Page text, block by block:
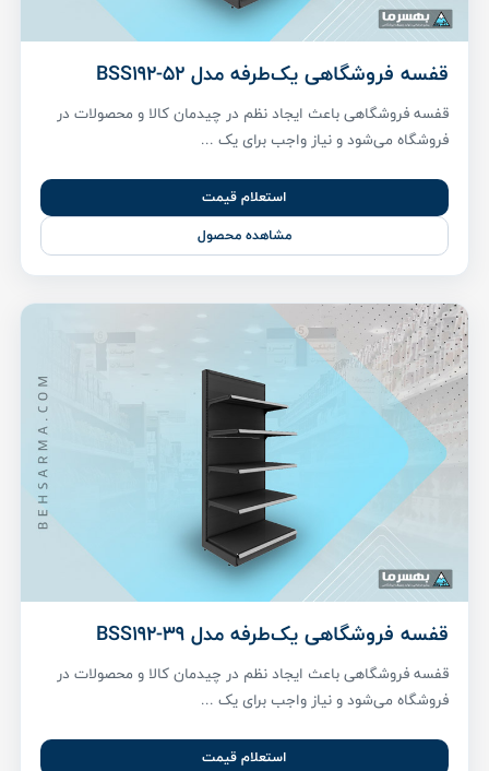
قفسه فروشگاهی یک‌طرفه مدل BSS192-52
قفسه فروشگاهی باعث ایجاد نظم در چیدمان کالا و محصولات در
فروشگاه می‌شود و نیاز واجب برای یک ...
استعلام قیمت
مشاهده محصول
قفسه فروشگاهی یک‌طرفه مدل BSS192-39
قفسه فروشگاهی باعث ایجاد نظم در چیدمان کالا و محصولات در
فروشگاه می‌شود و نیاز واجب برای یک ...
استعلام قیمت